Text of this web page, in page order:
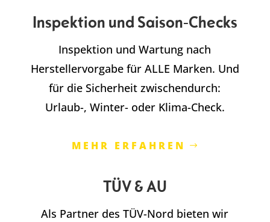
Inspektion und Saison-Checks
Inspektion und Wartung nach
Herstellervorgabe für ALLE Marken. Und
für die Sicherheit zwischendurch:
Urlaub-, Winter- oder Klima-Check.
MEHR ERFAHREN
TÜV & AU
Als Partner des TÜV-Nord bieten wir